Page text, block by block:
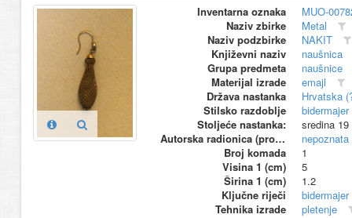
Inventarna oznaka
MUO-
Naziv zbirke
Metal
Naziv podzbirke
NAKIT
Književni naziv
naušnica
Grupa predmeta
naušnice
Materijal izrade
emajl
Država nastanka
Hrvatska
Stilsko razdoblje
bidermajer
Stoljeće nastanka:
sredina 19
Autorska radionica (proizvođač)
nepoznata
Broj komada
1
Visina 1 (cm)
5
Širina 1 (cm)
1.2
Ključne riječi
bidermajer
Tehnika izrade
pletenje